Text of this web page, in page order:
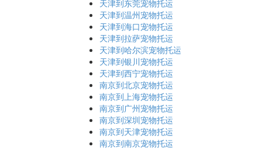
天津到东莞宠物托运
天津到温州宠物托运
天津到海口宠物托运
天津到拉萨宠物托运
天津到哈尔滨宠物托运
天津到银川宠物托运
天津到西宁宠物托运
南京到北京宠物托运
南京到上海宠物托运
南京到广州宠物托运
南京到深圳宠物托运
南京到天津宠物托运
南京到南京宠物托运